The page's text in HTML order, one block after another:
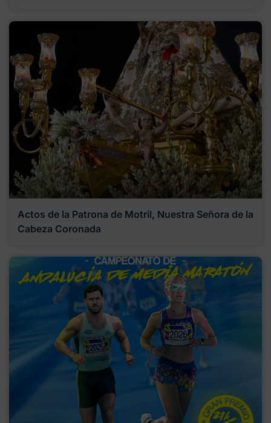
Actos de la Patrona de Motril, Nuestra Señora de la
Cabeza Coronada